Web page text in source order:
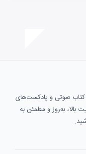
کتاب صوتی و پادکست‌های
بالا، به‌روز و مطمئن به